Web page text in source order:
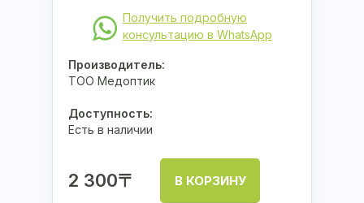
Производитель:
ТОО Медоптик
Доступность:
Получить подробную
консультацию в WhatsApp
Есть в наличии
2 300〒 В КОРЗИНУ